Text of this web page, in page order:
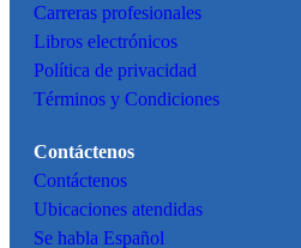
Carreras profesionales
Libros electrónicos
Política de privacidad
Términos y Condiciones
Contáctenos
Contáctenos
Ubicaciones atendidas
Se habla Español